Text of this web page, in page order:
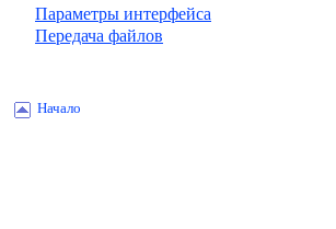
Параметры интерфейса
Передача файлов
Начало